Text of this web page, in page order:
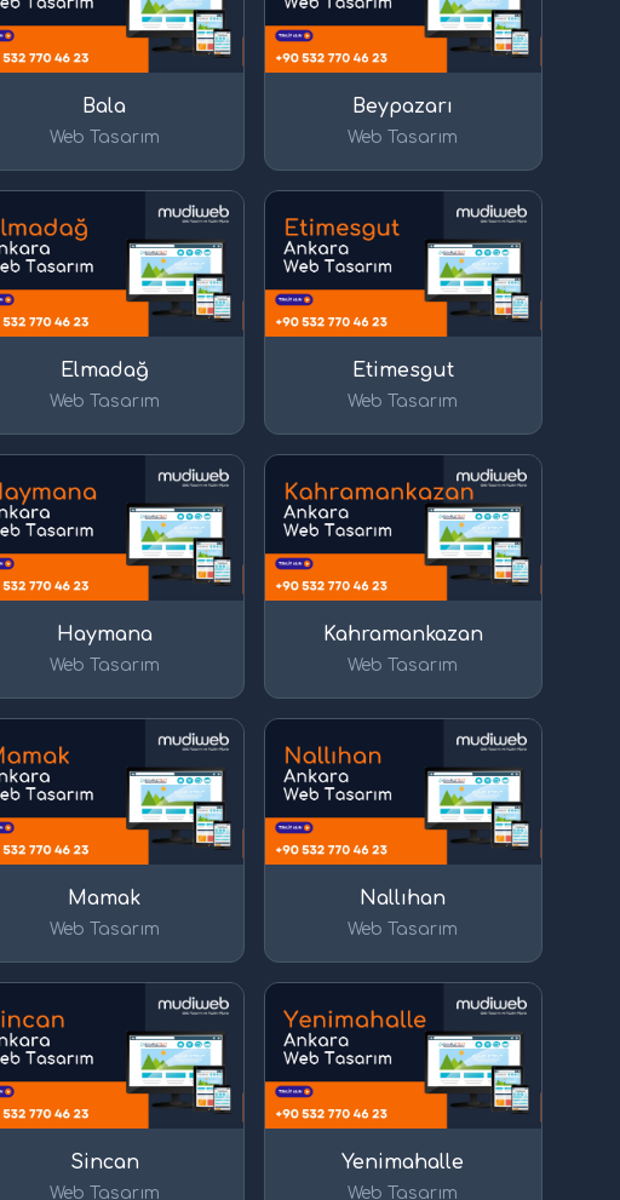
Bala
Web Tasarım
Beypazarı
Web Tasarım
Elmadağ
Web Tasarım
Etimesgut
Web Tasarım
Haymana
Web Tasarım
Kahramankazan
Web Tasarım
Mamak
Web Tasarım
Nallıhan
Web Tasarım
Sincan
Web Tasarım
Yenimahalle
Web Tasarım